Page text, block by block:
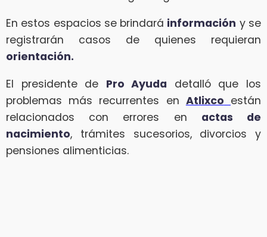
En estos espacios se brindará información y se
registrarán casos de quienes requieran
orientación.
El presidente de Pro Ayuda detalló que los
problemas más recurrentes en Atlixco están
relacionados con errores en actas de
nacimiento, trámites sucesorios, divorcios y
pensiones alimenticias.